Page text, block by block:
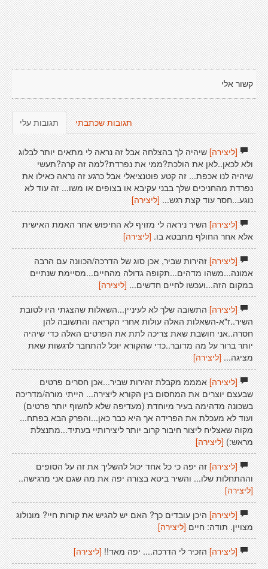
קשור אלי
תגובות עלי תגובות שכתבתי
[ליצירה]שיהיה לך בהצלחה אבל זה נראה לי מתאים יותר לבלוג
ולא לכאן..לאן את הולכת?ממי את נפרדת?למה זה קרה?תעשי
שיהיה לנו אכפת... זה קטע פוטנציאלי אבל כרגע זה נראה כאילו את
נפרדת מהחניכים שלך בבני עקיבא או בצופים או משו... זה עוד לא
נוגע...חסר עוד קצת רגש... [ליצירה]
[ליצירה]השיר ניראה לי מזויף לא החיפוש אחר האמת האישית
אלא אחר החולף מתבטא בו. [ליצירה]
[ליצירה]זהירות שביר, אכן סוג של הדרכה/הכוונה עם הרבה
אמונה...משהו מדהים...תקופה גדולה מהחיים...מסיימת שנתיים
במקום הזה...ועכשו לחיים חדשים... [ליצירה]
[ליצירה]התשובה שלך לא לעיניין...השאלות שהצגתי היו לטובת
השיר..ז"א-השאלות האלה עולות אחרי הקריאה והתשובה להן
חסרה..אני חושבת שאת צריכה לתת את הפרטים האלה כדי שיהיה
יותר ברור על מה מדובר..כדי שהקורא יוכל להתחבר לרגשות שאת
מציגה... [ליצירה]
[ליצירה]אמממ מקבלת זהירות שביר...אכן חסרים פרטים
שבעצם יוצרים את המחסום בין הקורא ליצירה... הייתי מורה/מדריכה
בשכונה מדהימה בעיר מיוחדת (מעדיפה שלא לחשוף יותר פרטים)
ועוד לא מעכלת את הפרידה אך היא כבר כאן...והפרק הבא בפתח...
מקוה שאצליח ליצור חיבור קרוב יותר ליצירותיי בעתיד...מתנצלת
מראש:)[ליצירה]
[ליצירה]זה יפה כי כל אחד יכול להשליך את זה על הסופים
וההתחלות שלו... והשיר ביטא בצורה יפה את מה שגם אני מרגישה..
[ליצירה]
[ליצירה]היכן עובדים כך? האם יש להגיש את קורות חיי? מונולוג
מצויין. תודה: חיים [ליצירה]
[ליצירה]הזכיר לי הדרכה.... יפה מאד!! [ליצירה]